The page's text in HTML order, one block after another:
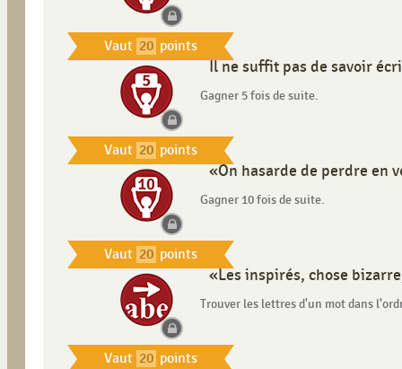
Vaut 20 points
Vaut 20 points
Il ne suffit pas de savoir
Gagner 5 fois de suite.
Vaut 20 points
«On hasarde de perdre en
Gagner 10 fois de suite.
Vaut 20 points
«Les inspirés, chose
Trouver les lettres d'un mot dans